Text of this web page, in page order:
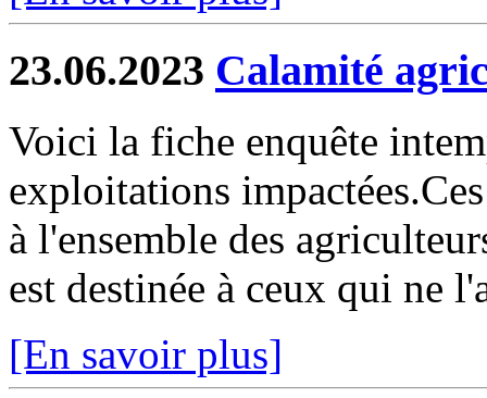
23.06.2023 Calamité
Voici la fiche enquête
exploitations
à l'ensemble des
est destinée à ceux qui ne
[En savoir plus]